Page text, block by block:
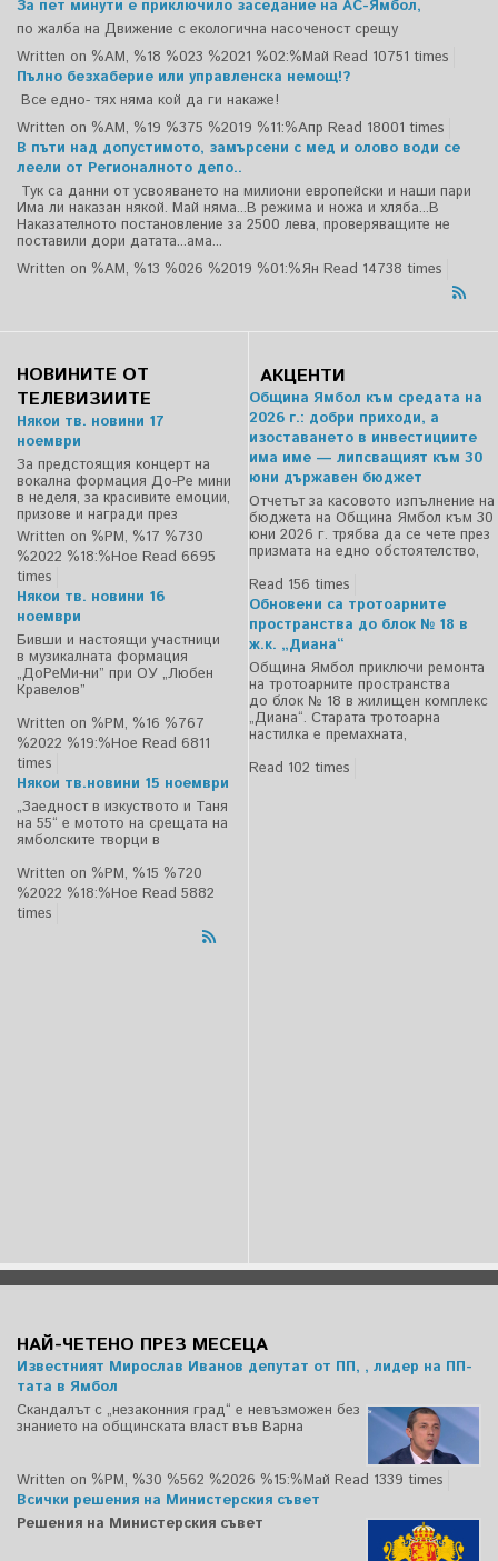
За пет минути е приключило заседание на АС-Ямбол,
по жалба на Движение с екологична насоченост срещу
Written on %AM, %18 %023 %2021 %02:%Май Read 10751 times
Пълно безхаберие или управленска немощ!?
Все едно- тях няма кой да ги накаже!
Written on %AM, %19 %375 %2019 %11:%Апр Read 18001 times
В пъти над допустимото, замърсени с мед и олово води се
леели от Регионалното депо..
Тук са данни от усвояването на милиони европейски и наши пари
Има ли наказан някой. Май няма...В режима и ножа и хляба...В
Наказателното постановление за 2500 лева, проверяващите не
поставили дори датата...ама...
Written on %AM, %13 %026 %2019 %01:%Ян Read 14738 times
НОВИНИТЕ ОТ
ТЕЛЕВИЗИИТЕ
Някои тв. новини 17
ноември
За предстоящия концерт на
вокална формация До-Ре мини
в неделя, за красивите емоции,
призове и награди през
Written on %PM, %17 %730
%2022 %18:%Ное Read 6695
times
Някои тв. новини 16
ноември
Бивши и настоящи участници
в музикалната формация
„ДоРеМи-ни” при ОУ „Любен
Кравелов”
Written on %PM, %16 %767
%2022 %19:%Ное Read 6811
times
Някои тв.новини 15 ноември
„Заедност в изкуството и Таня
на 55“ е мотото на срещата на
ямболските творци в
Written on %PM, %15 %720
%2022 %18:%Ное Read 5882
times
АКЦЕНТИ
Община Ямбол към средата на
2026 г.: добри приходи, а
изоставането в инвестициите
има име — липсващият към 30
юни държавен бюджет
Отчетът за касовото изпълнение на
бюджета на Община Ямбол към 30
юни 2026 г. трябва да се чете през
призмата на едно обстоятелство,
Read 156 times
Обновени са тротоарните
пространства до блок № 18 в
ж.к. „Диана“
Община Ямбол приключи ремонта
на тротоарните пространства
до блок № 18 в жилищен комплекс
„Диана“. Старата тротоарна
настилка е премахната,
Read 102 times
НАЙ-ЧЕТЕНО ПРЕЗ МЕСЕЦА
Известният Мирослав Иванов депутат от ПП, , лидер на ПП-
тата в Ямбол
Скандалът с „незаконния град“ е невъзможен без
знанието на общинската власт във Варна
Written on %PM, %30 %562 %2026 %15:%Май Read 1339 times
Всички решения на Министерския съвет
Решения на Министерския съвет